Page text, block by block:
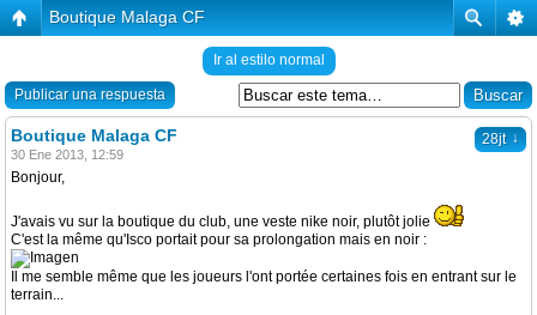
Boutique Malaga CF
Ir al estilo normal
Publicar una respuesta
28jt ↓
Boutique Malaga CF
30 Ene 2013, 12:59
Bonjour,
J'avais vu sur la boutique du club, une veste nike noir, plutôt jolie
C'est la même qu'Isco portait pour sa prolongation mais en noir :
Il me semble même que les joueurs l'ont portée certaines fois en entrant sur le
terrain...